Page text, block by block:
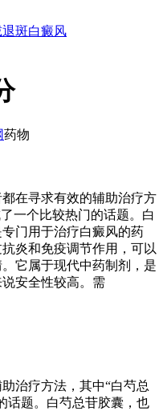
斑白癜风
药物
在寻求有效的辅助治疗方
一个比较热门的话题。白
门用于治疗白癜风的药
炎和免疫调节作用，可以
它属于现代中药制剂，是
安全性较高。需
治疗方法，其中“白芍总
话题。白芍总苷胶囊，也